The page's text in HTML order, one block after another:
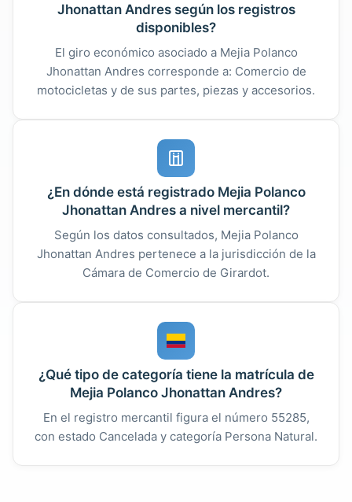
Jhonattan Andres según los registros
disponibles?
El giro económico asociado a Mejia Polanco
Jhonattan Andres corresponde a: Comercio de
motocicletas y de sus partes, piezas y accesorios.
¿En dónde está registrado Mejia Polanco
Jhonattan Andres a nivel mercantil?
Según los datos consultados, Mejia Polanco
Jhonattan Andres pertenece a la jurisdicción de la
Cámara de Comercio de Girardot.
¿Qué tipo de categoría tiene la matrícula de
Mejia Polanco Jhonattan Andres?
En el registro mercantil figura el número 55285,
con estado Cancelada y categoría Persona Natural.